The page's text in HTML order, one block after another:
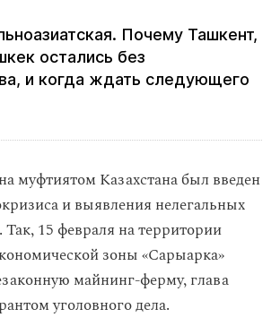
Почему Ташкент,
остались без
и когда ждать следующего
муфтиятом Казахстана был введен
и выявления нелегальных
15 февраля на территории
зоны «Сарыарка»
майнинг-ферму, глава
уголовного дела.